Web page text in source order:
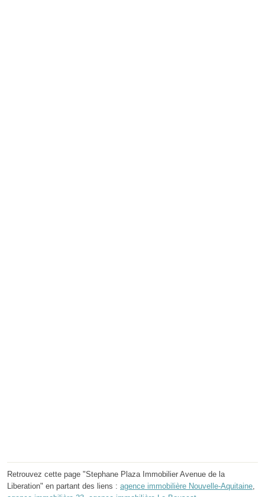
Retrouvez cette page "Stephane Plaza Immobilier Avenue de la
Liberation" en partant des liens : agence immobilière Nouvelle-Aquitaine,